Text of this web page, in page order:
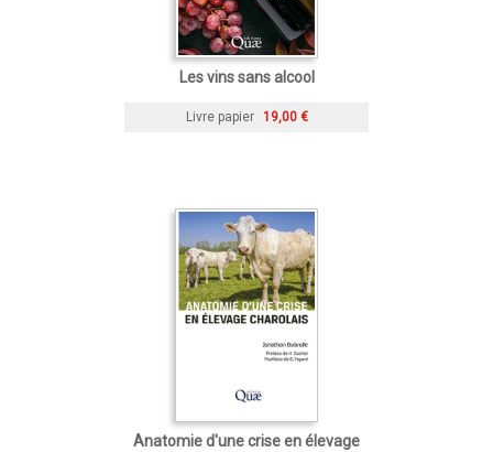
Les vins sans alcool
Livre papier 19,00 €
Anatomie d'une crise en élevage